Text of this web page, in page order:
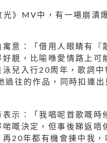
》MV中，有一場崩潰
意：「借用人眼睛有
靚，比喻喺愛情路上
兒入行20周年，歌詞
過往的作品，同時扣連出
示：「我唱呢首歌嘅
嘅決定，但事後睇返唔
20年都有機會揀中我